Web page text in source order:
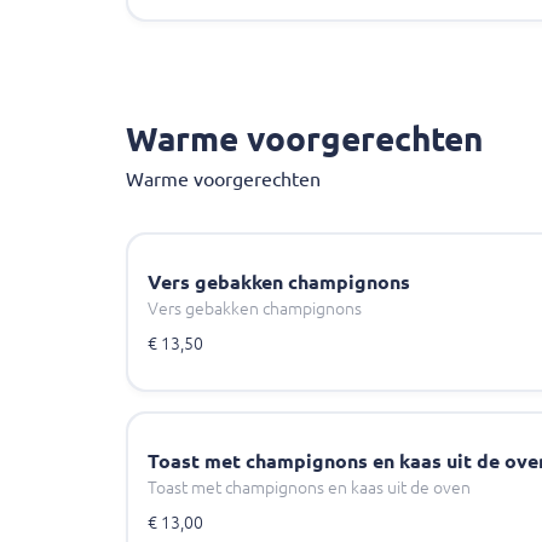
Warme voorgerechten
Warme voorgerechten
Vers gebakken champignons
Vers gebakken champignons
€ 13,50
Toast met champignons en kaas uit de
Toast met champignons en kaas uit de oven
€ 13,00